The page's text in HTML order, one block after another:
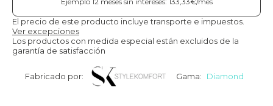
El precio de este producto incluye transporte e impuestos.
Ver excepciones
Los productos con medida especial están excluidos de la
garantía de satisfacción
Fabricado por: Gama: Diamond